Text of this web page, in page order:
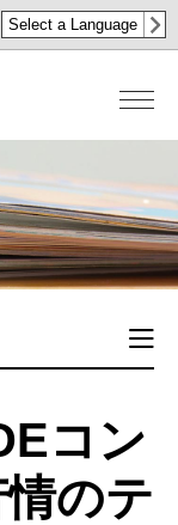
Select a Language
コン
のテ